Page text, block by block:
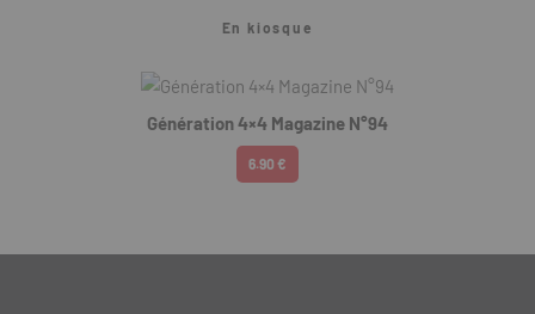
En kiosque
Génération 4×4 Magazine N°94
6.90 €